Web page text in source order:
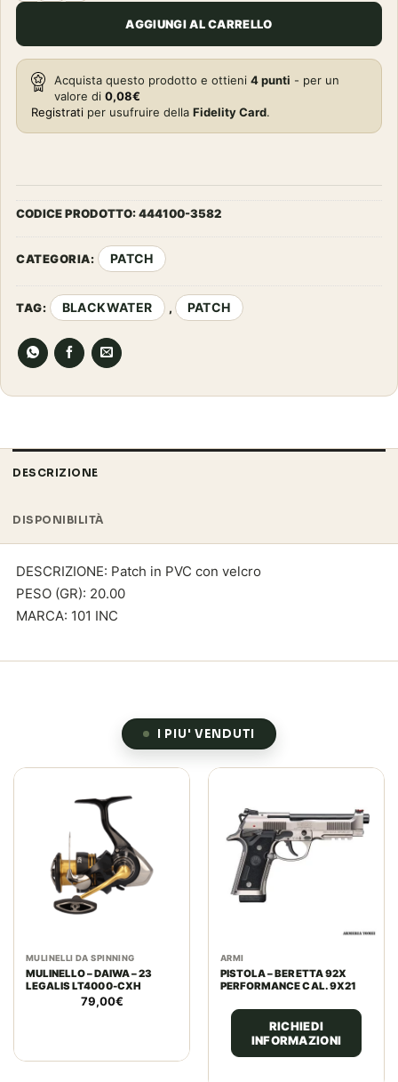
AGGIUNGI AL CARRELLO
Acquista questo prodotto e ottieni 4punti - per un
valore di 0,08€
Registrati per usufruire della Fidelity Card.
CODICE PRODOTTO:444100-3582
CATEGORIA: PATCH
TAG: BLACKWATER , PATCH
DESCRIZIONE
DISPONIBILITÀ
DESCRIZIONE: Patch in PVC con velcro
PESO (GR): 20.00
MARCA: 101 INC
I PIU' VENDUTI
MULINELLI DA SPINNING
MULINELLO – DAIWA – 23
LEGALIS LT4000-CXH
79,00€
ARMI
PISTOLA – BERETTA 92X
PERFORMANCE CAL. 9X21
RICHIEDI
INFORMAZIONI